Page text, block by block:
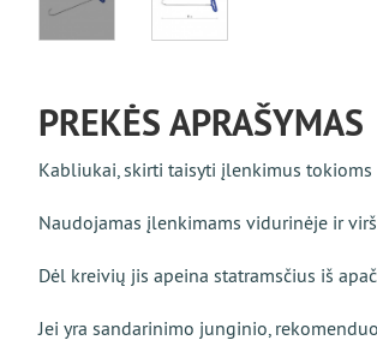
PREKĖS APRAŠYMAS
Kabliukai, skirti taisyti įlenkimus
Naudojamas įlenkimams vidurinėje ir
Dėl kreivių jis apeina statramsčius iš
Jei yra sandarinimo junginio,